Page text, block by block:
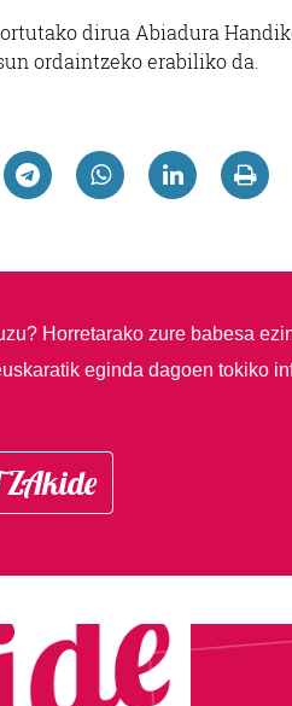
dirua Abiadura
ordaintzeko erabiliko da.
Horretarako zure babesa
eginda dagoen tokiko